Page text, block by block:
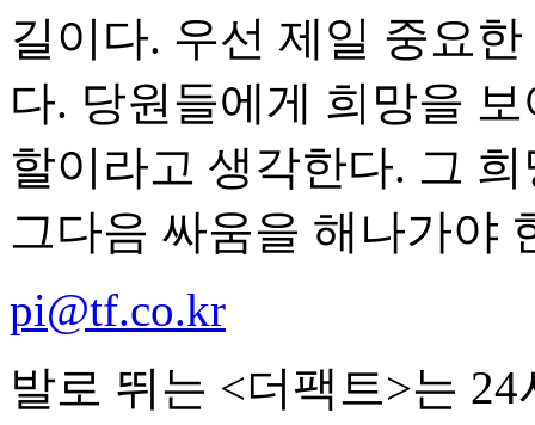
길이다. 우선 제일 중요
다. 당원들에게 희망을
할이라고 생각한다. 그
그다음 싸움을 해나가야
pi@tf.co.kr
발로 뛰는 <더팩트>는